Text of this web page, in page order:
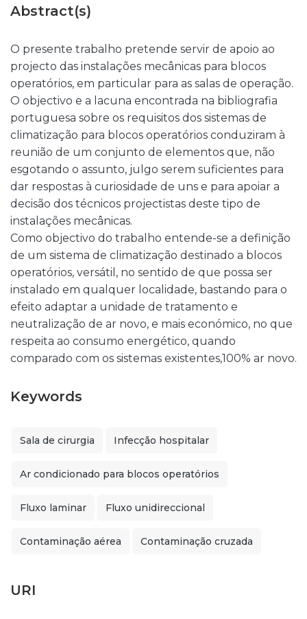
Abstract(s)
O presente trabalho pretende servir de apoio ao
projecto das instalações mecânicas para blocos
operatórios, em particular para as salas de operação.
O objectivo e a lacuna encontrada na bibliografia
portuguesa sobre os requisitos dos sistemas de
climatização para blocos operatórios conduziram à
reunião de um conjunto de elementos que, não
esgotando o assunto, julgo serem suficientes para
dar respostas à curiosidade de uns e para apoiar a
decisão dos técnicos projectistas deste tipo de
instalações mecânicas.
Como objectivo do trabalho entende-se a definição
de um sistema de climatização destinado a blocos
operatórios, versátil, no sentido de que possa ser
instalado em qualquer localidade, bastando para o
efeito adaptar a unidade de tratamento e
neutralização de ar novo, e mais económico, no que
respeita ao consumo energético, quando
comparado com os sistemas existentes,100% ar novo.
Keywords
Sala de cirurgia Infecção hospitalar
Ar condicionado para blocos operatórios
Fluxo laminar Fluxo unidireccional
Contaminação aérea Contaminação cruzada
URI